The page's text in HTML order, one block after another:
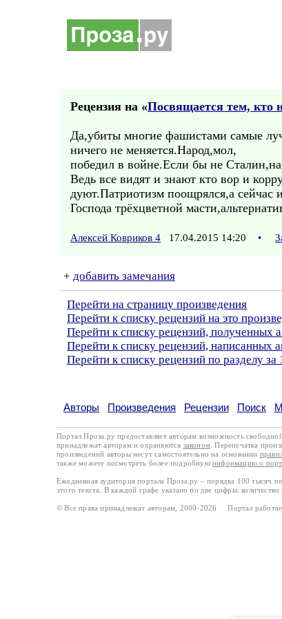
Рецензия на «Посвящается тем, кто
Да,убиты многие фашистами самые
ничего не меняется.Народ,мол,
победил в войне.Если бы не
Ведь все видят и знают кто вор и
дуют.Патриотизм поощрялся,а сейчас
Господа трёхцветной
Алексей Ковриков 4 17.04.2015 14:20 •
+ добавить замечания
Перейти на страницу произведения
Перейти к списку рецензий на это
Перейти к списку рецензий, полученных
Перейти к списку рецензий, написанных
Перейти к списку рецензий по разделу за
Авторы Произведения Рецензии Поиск
Портал Проза.ру предоставляет авторам возможность
принадлежат авторам и охраняются законом . Перепечатка
произведений авторы несут самостоятельно на основании
также можете посмотреть более подробную информацию о
Ежедневная аудитория портала Проза.ру – порядка 100 тысяч
этого текста. В каждой графе указано по две цифры: количество
© Все права принадлежат авторам, 2000-2026 Портал